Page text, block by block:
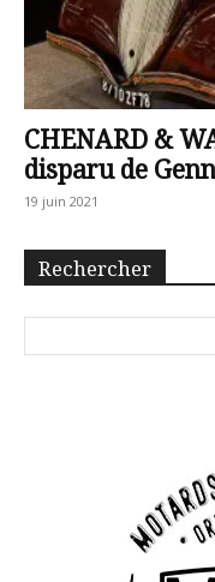
CHENARD &
disparu de
19 juin 2021
Rechercher